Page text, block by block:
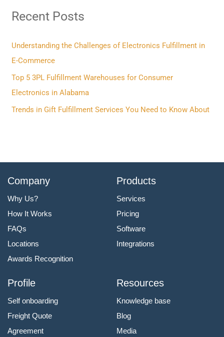
c
f
o
r
:
Recent Posts
Understanding the Challenges of Electronics Fulfillment in
E-Commerce
Top 5 3PL Fulfillment Warehouses for Consumer
Electronics in Alabama
Trends in Gift Fulfillment Services You Need to Know About
Company
Why Us?
How It Works
FAQs
Locations
Awards Recognition
Products
Services
Pricing
Software
Integrations
Profile
Self onboarding
Freight Quote
Agreement
Resources
Knowledge base
Blog
Media